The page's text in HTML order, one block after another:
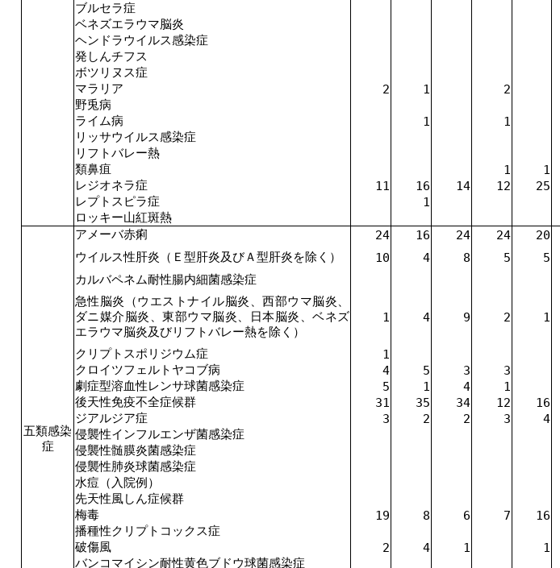
ブルセラ症
ベネズエラウマ脳炎
ヘンドラウイルス感染症
発しんチフス
ボツリヌス症
マラリア
2 1 2
野兎病
ライム病
1
1
リッサウイルス感染症
リフトバレー熱
類鼻疽
1
1
レジオネラ症
11 16 14 12 25
レプトスピラ症
1
ロッキー山紅斑熱
五類感染
症
アメーバ赤痢 24 16 24 24 20
ウイルス性肝炎（Ｅ型肝炎及びＡ型肝炎を除く）
10 4 8 5 5
カルバペネム耐性腸内細菌感染症
急性脳炎（ウエストナイル脳炎、西部ウマ脳炎、
ダニ媒介脳炎、東部ウマ脳炎、日本脳炎、ベネズ
エラウマ脳炎及びリフトバレー熱を除く）
1 4 9 2 1
クリプトスポリジウム症
1
クロイツフェルトヤコブ病
4 5 3 3
劇症型溶血性レンサ球菌感染症
5 1 4 1
後天性免疫不全症候群
31 35 34 12 16
ジアルジア症
3 2 2 3 4
侵襲性インフルエンザ菌感染症
侵襲性髄膜炎菌感染症
侵襲性肺炎球菌感染症
水痘（入院例）
先天性風しん症候群
梅毒
19 8 6 7 16
播種性クリプトコックス症
破傷風
2 4 1 1
バンコマイシン耐性黄色ブドウ球菌感染症